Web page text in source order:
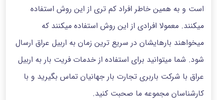
است و به همین خاطر افراد کم تری از این روش استفاده
میکنند. معمولا افرادی از این روش استفاده میکنند که
میخواهند بارهایشان در سریع ترین زمان به اربیل عراق ارسال
شود. شما میتوانید برای استفاده از خدمات فریت بار به اربیل
عراق با شرکت باربری تجارت بار جهانیان تماس بگیرید و با
کارشناسان مجموعه ما صحبت کنید.